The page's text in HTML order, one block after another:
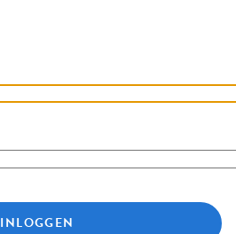
INLOGGEN